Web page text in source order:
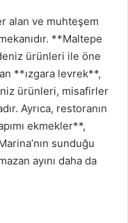
alan ve muhteşem
**Maltepe
ürünleri ile öne
**ızgara levrek**,
ürünleri, misafirler
Ayrıca, restoranın
ekmekler**,
sunduğu
ayını daha da